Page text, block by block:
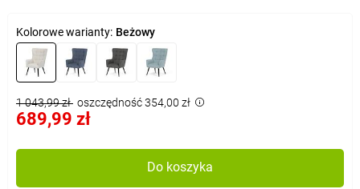
Kolorowe warianty: Beżowy
1 043,99 zł oszczędność 354,00 zł
689,99 zł
Do koszyka